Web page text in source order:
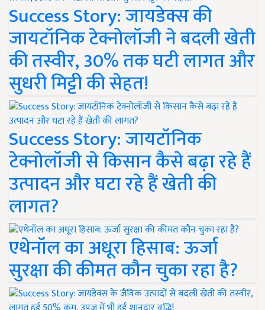
Success Story: जायडेक्स की
जायटॉनिक टेक्नोलॉजी ने बदली खेती
की तस्वीर, 30% तक घटी लागत और
सुधरी मिट्टी की सेहत!
Success Story: जायटॉनिक
टेक्नोलॉजी से किसान कैसे बढ़ा रहे हैं
उत्पादन और घटा रहे हैं खेती की
लागत?
एथेनॉल का अधूरा हिसाब: ऊर्जा
सुरक्षा की कीमत कौन चुका रहा है?